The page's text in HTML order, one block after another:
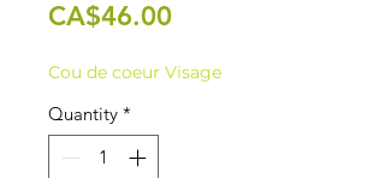
CA$46.00Price
Cou de coeur Visage
Quantity *